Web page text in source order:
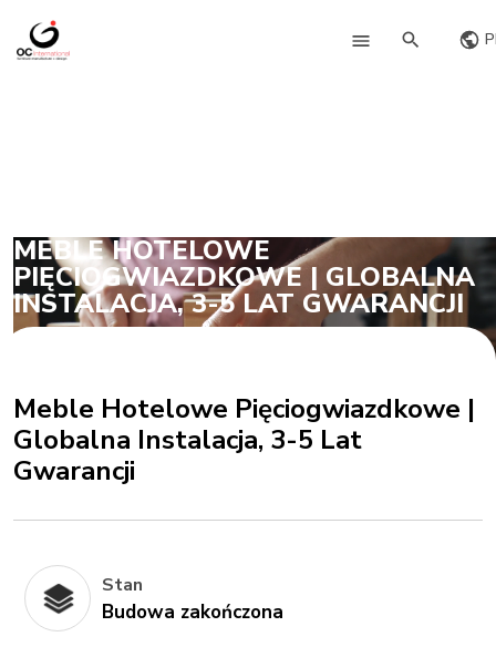
MEBLE HOTELOWE
PIĘCIOGWIAZDKOWE | GLOBALNA
INSTALACJA, 3-5 LAT GWARANCJI
Meble Hotelowe Pięciogwiazdkowe |
Globalna Instalacja, 3-5 Lat
Gwarancji
Stan
Budowa zakończona